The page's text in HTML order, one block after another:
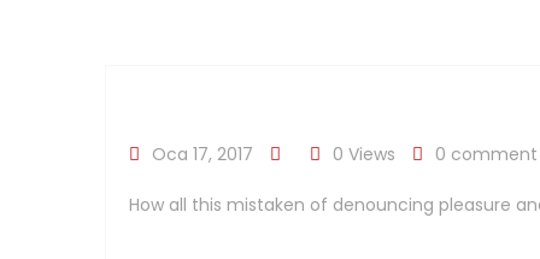
Oca 17, 2017 0 Views 0 comment
How all this mistaken of denouncing pleasure